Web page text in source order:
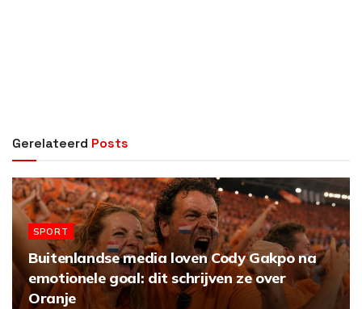
Gerelateerd Posts
SPORT
Buitenlandse media loven Cody Gakpo na
emotionele goal: dit schrijven ze over
Oranje